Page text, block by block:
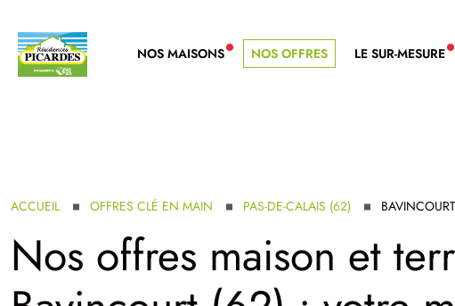
NOS MAISONS NOUVELLE GAMME
NOS OFFRES LE SUR-MESURE
ACCUEIL OFFRES CLÉ EN MAIN PAS-DE-CALAIS (62) BAVINCOURT
Nos offres maison et